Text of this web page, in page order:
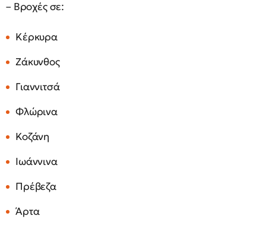
– Βροχές σε:
Κέρκυρα
Ζάκυνθος
Γιαννιτσά
Φλώρινα
Κοζάνη
Ιωάννινα
Πρέβεζα
Άρτα